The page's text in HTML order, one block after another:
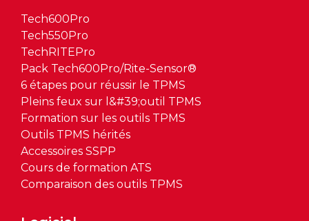
Tech600Pro
Tech550Pro
TechRITEPro
Pack Tech600Pro/Rite-Sensor®
6 étapes pour réussir le TPMS
Pleins feux sur l&#39;outil TPMS
Formation sur les outils TPMS
Outils TPMS hérités
Accessoires SSPP
Cours de formation ATS
Comparaison des outils TPMS